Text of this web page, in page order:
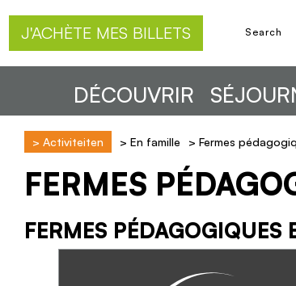
J'ACHÈTE MES BILLETS
DÉCOUVRIR
> Activiteiten > En famille > Fermes
FERMES
FERMES